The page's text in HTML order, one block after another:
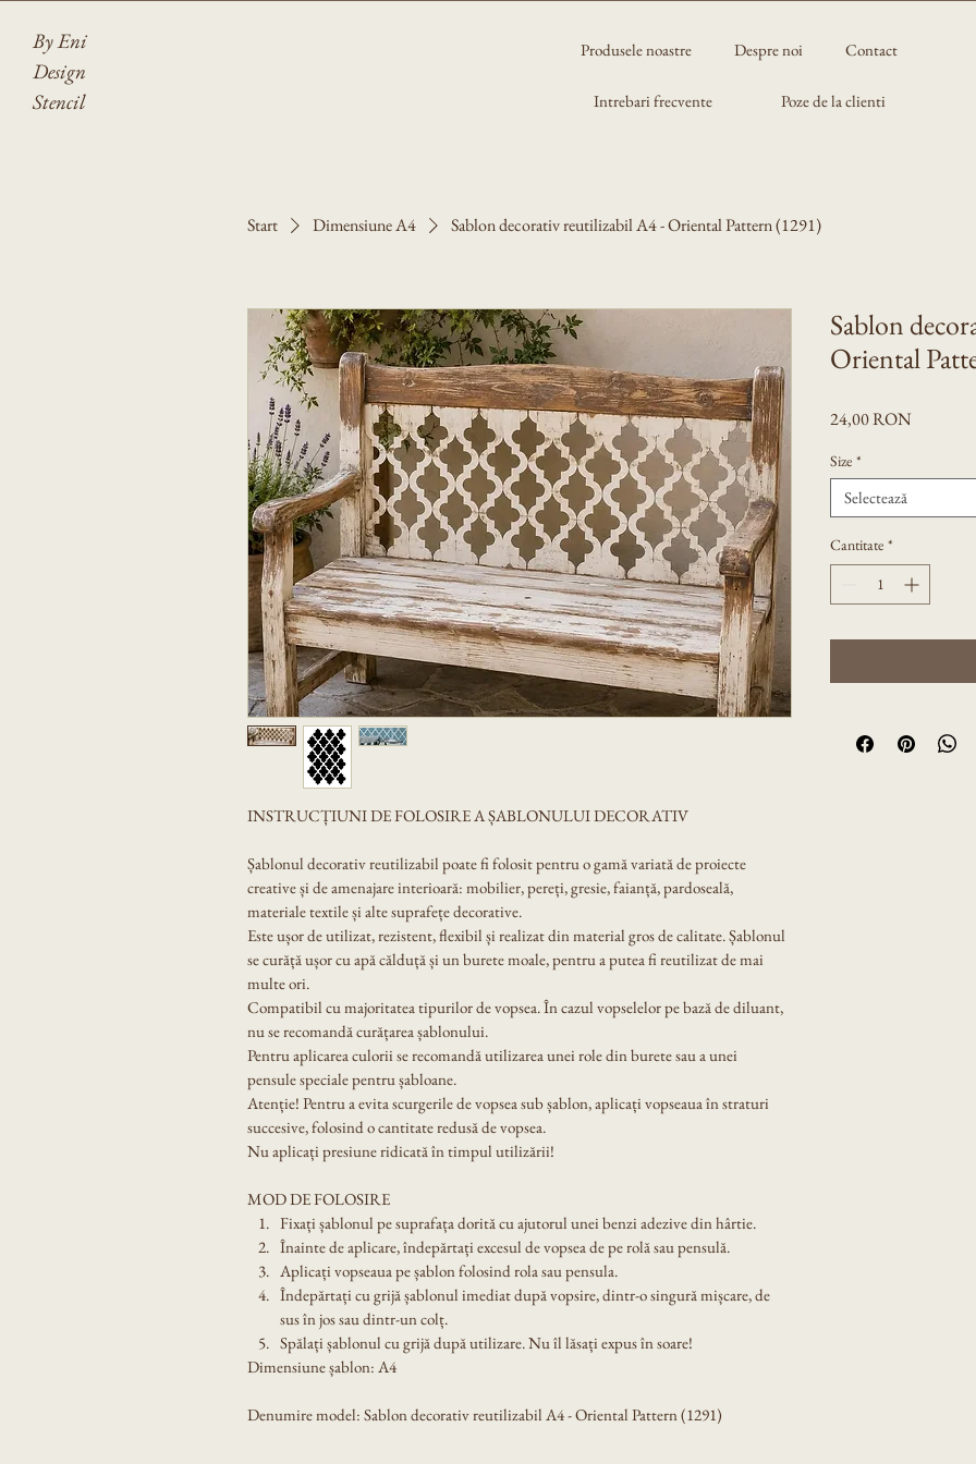
By Eni
Design
Stencil
Produsele noastre Despre noi Contact
Intrebari frecvente Poze de la clienti
Start Dimensiune A4 Sablon decorativ reutilizabil A4 - Oriental Pattern (1291)
INSTRUCȚIUNI DE FOLOSIRE A ȘABLONULUI DECORATIV
Șablonul decorativ reutilizabil poate fi folosit pentru o gamă variată de proiecte
creative și de amenajare interioară: mobilier, pereți, gresie, faianță, pardoseală,
materiale textile și alte suprafețe decorative.
Este ușor de utilizat, rezistent, flexibil și realizat din material gros de calitate. Șablonul
se curăță ușor cu apă călduță și un burete moale, pentru a putea fi reutilizat de mai
multe ori.
Compatibil cu majoritatea tipurilor de vopsea. În cazul vopselelor pe bază de diluant,
nu se recomandă curățarea șablonului.
Pentru aplicarea culorii se recomandă utilizarea unei role din burete sau a unei
pensule speciale pentru șabloane.
Atenție! Pentru a evita scurgerile de vopsea sub șablon, aplicați vopseaua în straturi
succesive, folosind o cantitate redusă de vopsea.
Nu aplicați presiune ridicată în timpul utilizării!
MOD DE FOLOSIRE
Fixați șablonul pe suprafața dorită cu ajutorul unei benzi adezive din hârtie.
Înainte de aplicare, îndepărtați excesul de vopsea de pe rolă sau pensulă.
Aplicați vopseaua pe șablon folosind rola sau pensula.
Îndepărtați cu grijă șablonul imediat după vopsire, dintr-o singură mișcare, de
sus în jos sau dintr-un colț.
Spălați șablonul cu grijă după utilizare. Nu îl lăsați expus în soare!
Dimensiune șablon: A4
Denumire model: Sablon decorativ reutilizabil A4 - Oriental Pattern (1291)
Sablon
Oriental
24,00 RONPreț
Size *
Selectează
Cantitate *